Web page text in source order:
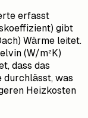
erfasst
gibt
Wärme leitet.
(W/m²K)
dass das
durchlässt, was
Heizkosten